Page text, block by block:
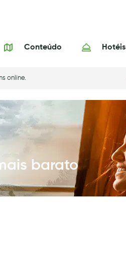
Conteúdo Hotéis
online.
barato